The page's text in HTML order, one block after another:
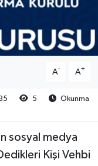
A- A+
5
Okunma
sosyal medya
Kişi Vehbi